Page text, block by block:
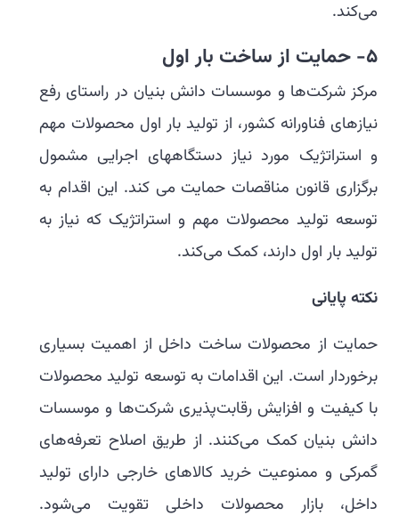
می‌کند.
5- حمایت از ساخت بار اول
مرکز شرکت‌ها و موسسات دانش بنیان در راستای رفع
نیازهای فناورانه کشور، از تولید بار اول محصولات مهم
و استراتژیک مورد نیاز دستگاههای اجرایی مشمول
برگزاری قانون مناقصات حمایت می کند. این اقدام به
توسعه تولید محصولات مهم و استراتژیک که نیاز به
تولید بار اول دارند، کمک می‌کند.
نکته پایانی
حمایت از محصولات ساخت داخل از اهمیت بسیاری
برخوردار است. این اقدامات به توسعه تولید محصولات
با کیفیت و افزایش رقابت‌پذیری شرکت‌ها و موسسات
دانش بنیان کمک می‌کنند. از طریق اصلاح تعرفه‌های
گمرکی و ممنوعیت خرید کالاهای خارجی دارای تولید
داخل، بازار محصولات داخلی تقویت می‌شود.